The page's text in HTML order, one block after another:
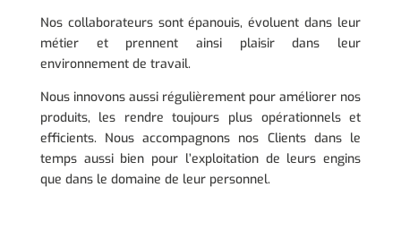
Nos collaborateurs sont épanouis, évoluent dans leur
métier et prennent ainsi plaisir dans leur
environnement de travail.
Nous innovons aussi régulièrement pour améliorer nos
produits, les rendre toujours plus opérationnels et
efficients. Nous accompagnons nos Clients dans le
temps aussi bien pour l’exploitation de leurs engins
que dans le domaine de leur personnel.